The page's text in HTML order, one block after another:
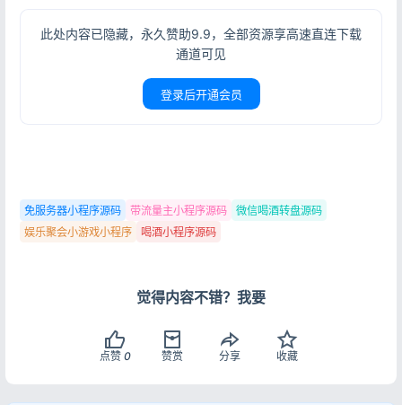
此处内容已隐藏，永久赞助9.9，全部资源享高速直连下载
通道可见
登录后开通会员
免服务器小程序源码 带流量主小程序源码
微信喝酒转盘源码
娱乐聚会小游戏小程序
喝酒小程序源码
觉得内容不错？我要
点赞 0 赞赏 分享 收藏